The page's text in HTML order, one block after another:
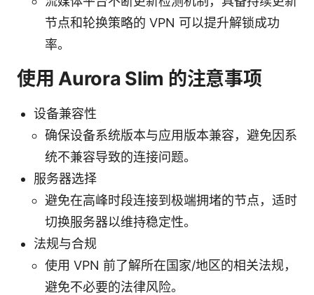
节点和轮换策略的 VPN 可以提升解锁成功
率。
使用 Aurora Slim 的注意事项
设备兼容性
确保设备系统版本与应用版本兼容，避免因系
统不兼容导致的连接问题。
服务器选择
避免在高峰时段连接到极端拥堵的节点，适时
切换服务器以维持稳定性。
法规与合规
使用 VPN 前了解所在国家/地区的相关法规，
避免不必要的法律风险。